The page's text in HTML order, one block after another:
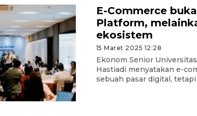
E-Commerce
Platform,
ekosistem
15 Maret 2025 12:28
Ekonom Senior
Hastiadi menyatakan e-
sebuah pasar digital, tetapi